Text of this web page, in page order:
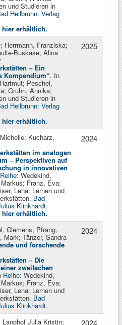
und Studieren in
Heilbrunn: Verlag
hier erhältlich.
Herrmann, Franziska;
Buskase, Alina
– Ein
Kompendium“. In
Peschel,
Gruhn, Annika;
und Studieren in
Heilbrunn: Verlag
hier erhältlich.
2025
Kucharz,
im analogen
– Perspektiven auf
in innovativen
Reihe: Wedekind,
Franz, Eva;
Lena: Lernen und
Bad
Klinkhardt.
hier erhältlich.
2024
Clemens; Pfrang,
Mark; Tänzer, Sandra
und forschende
– Die
zweifachen
Reihe: Wedekind,
Franz, Eva;
Lena: Lernen und
Bad
Klinkhardt.
2024
Julia Kristin; 2024